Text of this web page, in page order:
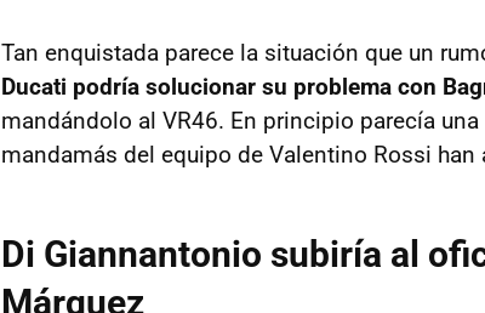
Tan enquistada parece la situación que un
Ducati podría solucionar su problema con
mandándolo al VR46. En principio parecía
mandamás del equipo de Valentino Rossi han
Di Giannantonio subiría al
Márquez